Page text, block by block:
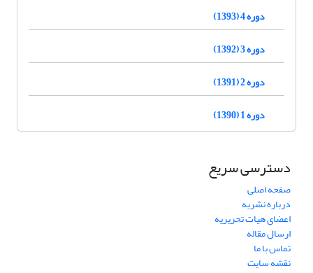
دوره 4 (1393)
دوره 3 (1392)
دوره 2 (1391)
دوره 1 (1390)
دسترسی سریع
صفحه اصلی
درباره نشریه
اعضای هیات تحریریه
ارسال مقاله
تماس با ما
نقشه سایت